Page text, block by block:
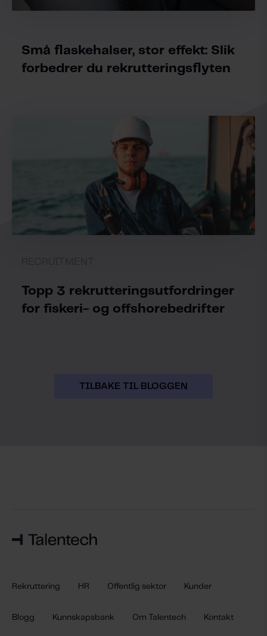
Små flaskehalser, stor effekt: Slik
forbedrer du rekrutteringsflyten
Topp 3 rekrutteringsutfordringer
for fiskeri- og offshorebedrifter
TILBAKE TIL BLOGGEN
Rekruttering HR Offentlig sektor Kunder
Blogg Kunnskapsbank Om Talentech Kontakt